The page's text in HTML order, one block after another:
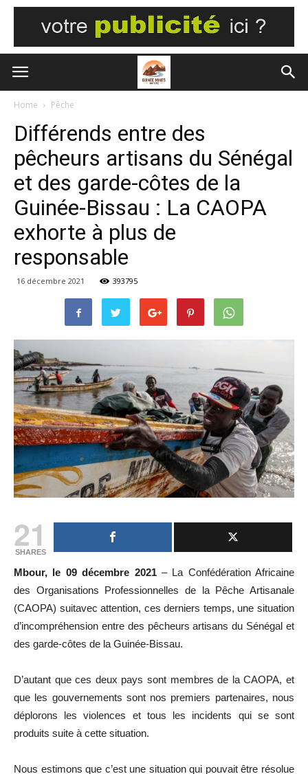
Home Pêche
Différends entre des
pêcheurs artisans du Sénégal
et des garde-côtes de la
Guinée-Bissau : La CAOPA
exhorte à plus de
responsable
16 décembre 2021 393795
21
SHARES
Mbour, le 09 décembre 2021– La Confédération Africaine
des Organisations Professionnelles de la Pêche Artisanale
(CAOPA) suitavec attention, ces derniers temps, une situation
d’incompréhension entre des pêcheurs artisans du Sénégal et
des garde-côtes de la Guinée-Bissau.
D’autant que ces deux pays sont membres de la CAOPA, et
que les gouvernements sont nos premiers partenaires, nous
déplorons les violences et tous les incidents qui se sont
produits suite à cette situation.
Nous estimons que c’est une situation qui pouvait être résolue